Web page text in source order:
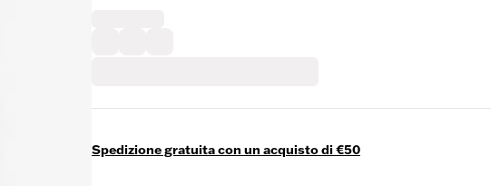
Spedizione gratuita con un acquisto di €50